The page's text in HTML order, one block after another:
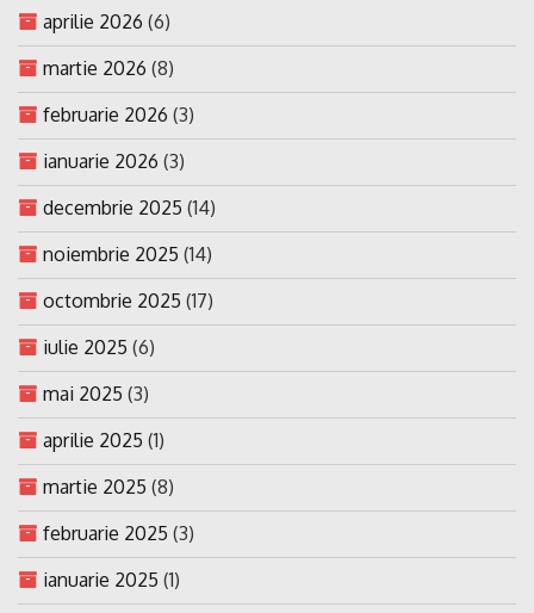
aprilie 2026 (6)
martie 2026 (8)
februarie 2026 (3)
ianuarie 2026 (3)
decembrie 2025 (14)
noiembrie 2025 (14)
octombrie 2025 (17)
iulie 2025 (6)
mai 2025 (3)
aprilie 2025 (1)
martie 2025 (8)
februarie 2025 (3)
ianuarie 2025 (1)